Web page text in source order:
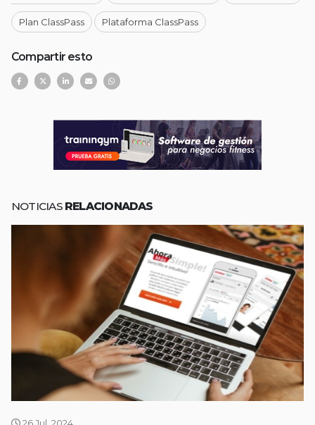
Plan ClassPass Plataforma ClassPass
Compartir esto
NOTICIAS RELACIONADAS
26 Jul, 2024